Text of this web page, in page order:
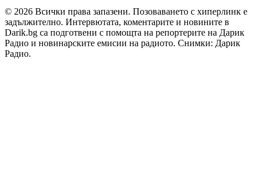
© 2026 Всички права запазени. Позоваването с хиперлинк е
задължително. Интервютата, коментарите и новините в
Darik.bg са подготвени с помощта на репортерите на Дарик
Радио и новинарските емисии на радиото. Снимки: Дарик
Радио.